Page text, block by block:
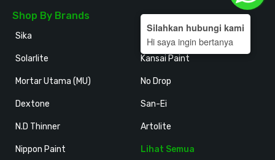
Shop By Brands
Sika
Solarlite
Mortar Utama (MU)
Dextone
N.D Thinner
Nippon Paint
Kansai Paint
No Drop
San-Ei
Artolite
Lihat Semua
Silahkan hubungi kami
Hi saya ingin bertanya